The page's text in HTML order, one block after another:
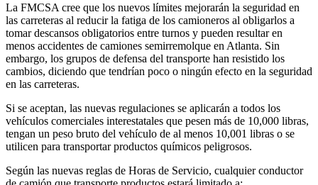
La FMCSA cree que los nuevos límites mejorarán la seguridad en
las carreteras al reducir la fatiga de los camioneros al obligarlos a
tomar descansos obligatorios entre turnos y pueden resultar en
menos accidentes de camiones semirremolque en Atlanta. Sin
embargo, los grupos de defensa del transporte han resistido los
cambios, diciendo que tendrían poco o ningún efecto en la seguridad
en las carreteras.
Si se aceptan, las nuevas regulaciones se aplicarán a todos los
vehículos comerciales interestatales que pesen más de 10,000 libras,
tengan un peso bruto del vehículo de al menos 10,001 libras o se
utilicen para transportar productos químicos peligrosos.
Según las nuevas reglas de Horas de Servicio, cualquier conductor